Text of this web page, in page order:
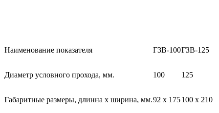
Наименование показателя ГЗВ-100ГЗВ-125
Диаметр условного прохода, мм. 100 125
Габаритные размеры, длинна х ширина, мм.92 х 175100 х 210